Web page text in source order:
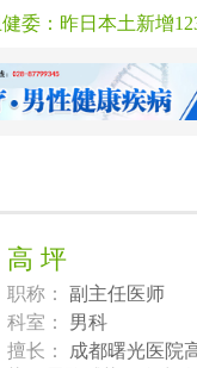
健委：昨日本土新增
高 坪
职称：
副主任医师
科室：
男科
擅长：
成都曙光医院